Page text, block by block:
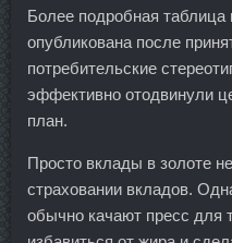
Более подробная таблица
опубликована после
потребительские
эффективно отодвинули
план.
Просто вклады в золоте
страховании вкладов.
обычно качают пресс для